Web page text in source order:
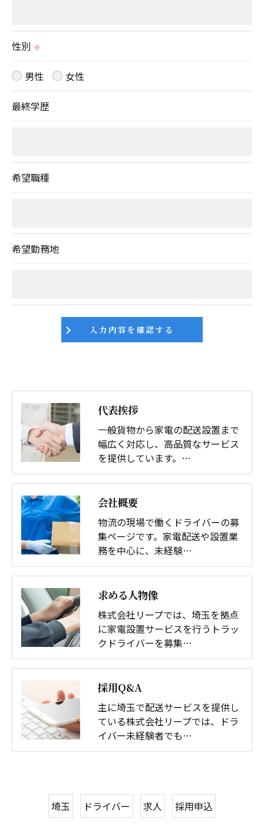
性別 ※
男性 女性
最終学歴
希望職種
希望勤務地
代表挨拶
一般貨物から家電の配送設置まで
幅広く対応し、高品質なサービス
を提供しています。…
会社概要
物流の現場で働くドライバーの募
集ページです。家電配送や設置業
務を中心に、未経験…
求める人物像
株式会社リープでは、埼玉を拠点
に家電設置サービスを行うトラッ
クドライバーを募集…
採用Q&A
主に埼玉で配送サービスを提供し
ている株式会社リープでは、ドラ
イバー未経験者でも…
埼玉 ドライバー 求人 採用申込